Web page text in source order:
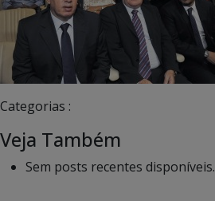
Categorias :
Veja Também
Sem posts recentes disponíveis.